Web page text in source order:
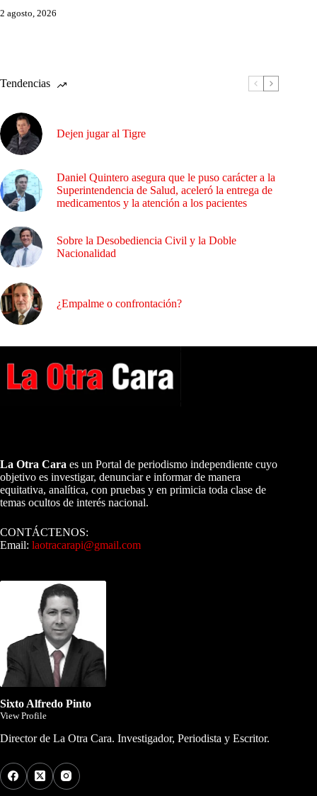
2 agosto, 2026
Tendencias
Dejen jugar al Tigre
Daniel Quintero asegura que le puso carácter a la
Superintendencia de Salud, aceleró la entrega de
medicamentos y la atención a los pacientes
Sobre la Desobediencia Civil y la Doble
Nacionalidad
¿Empalme o confrontación?
La Otra Cara es un Portal de periodismo independiente cuyo
objetivo es investigar, denunciar e informar de manera
equitativa, analítica, con pruebas y en primicia toda clase de
temas ocultos de interés nacional.
CONTÁCTENOS:
Email: laotracarapi@gmail.com
Sixto Alfredo Pinto
View Profile
Director de La Otra Cara. Investigador, Periodista y Escritor.